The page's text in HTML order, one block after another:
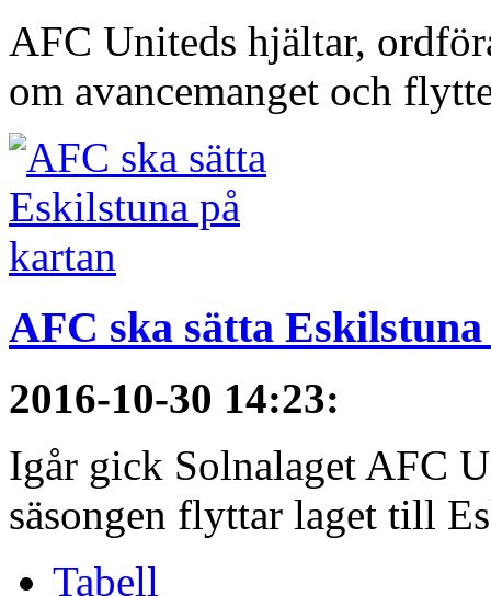
AFC Uniteds hjältar,
om avancemanget och
AFC ska sätta
2016-10-30 14:23:
Igår gick Solnalaget AFC
säsongen flyttar laget till
Tabell